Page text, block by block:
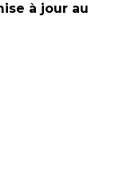
à jour au